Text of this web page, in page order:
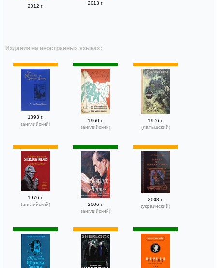
2012 г.
2013 г.
Издания на иностранных языках:
1893 г.
(английский)
1960 г.
(английский)
1976 г.
(латышский)
1976 г.
(английский)
2006 г.
(английский)
2008 г.
(украинский)